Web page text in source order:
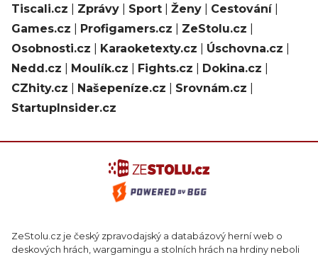
Tiscali.cz Zprávy Sport Ženy Cestování|
Games.cz
Profigamers.cz ZeStolu.cz
Osobnosti.cz
Karaoketexty.cz Úschovna.cz
Nedd.cz
Moulík.cz Fights.cz Dokina.cz
CZhity.cz
Našepeníze.cz Srovnám.cz
StartupInsider.cz
ZeStolu.cz je český zpravodajský a databázový herní web o
deskových hrách, wargamingu a stolních hrách na hrdiny neboli